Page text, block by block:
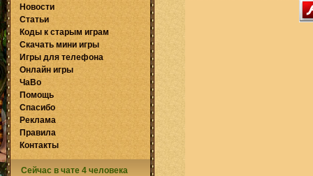
Новости
Статьи
Коды к старым играм
Скачать мини игры
Игры для телефона
Онлайн игры
ЧаВо
Помощь
Спасибо
Реклама
Правила
Контакты
Сейчас в чате 4 человека